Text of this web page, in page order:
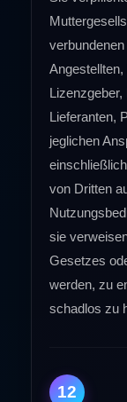
Angestellten,
Lizenzgeber,
Lieferanten,
jeglichen
von Dritten
sie
Gesetzes
werden, zu
schadlos zu
12